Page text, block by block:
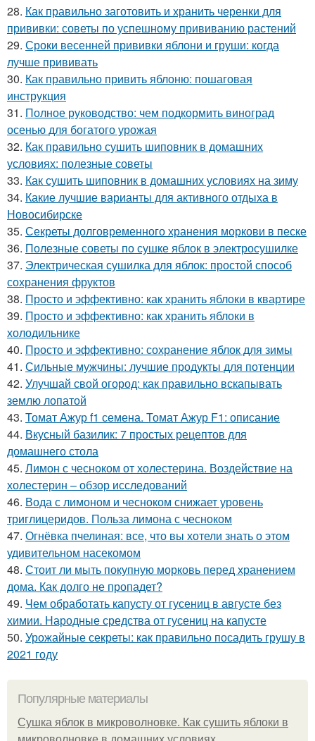
28. Как правильно заготовить и хранить черенки для
прививки: советы по успешному прививанию растений
29. Сроки весенней прививки яблони и груши: когда
лучше прививать
30. Как правильно привить яблоню: пошаговая
инструкция
31. Полное руководство: чем подкормить виноград
осенью для богатого урожая
32. Как правильно сушить шиповник в домашних
условиях: полезные советы
33. Как сушить шиповник в домашних условиях на зиму
34. Какие лучшие варианты для активного отдыха в
Новосибирске
35. Секреты долговременного хранения моркови в песке
36. Полезные советы по сушке яблок в электросушилке
37. Электрическая сушилка для яблок: простой способ
сохранения фруктов
38. Просто и эффективно: как хранить яблоки в квартире
39. Просто и эффективно: как хранить яблоки в
холодильнике
40. Просто и эффективно: сохранение яблок для зимы
41. Сильные мужчины: лучшие продукты для потенции
42. Улучшай свой огород: как правильно вскапывать
землю лопатой
43. Томат Ажур f1 семена. Томат Ажур F1: описание
44. Вкусный базилик: 7 простых рецептов для
домашнего стола
45. Лимон с чесноком от холестерина. Воздействие на
холестерин – обзор исследований
46. Вода с лимоном и чесноком снижает уровень
триглицеридов. Польза лимона с чесноком
47. Огнёвка пчелиная: все, что вы хотели знать о этом
удивительном насекомом
48. Стоит ли мыть покупную морковь перед хранением
дома. Как долго не пропадет?
49. Чем обработать капусту от гусениц в августе без
химии. Народные средства от гусениц на капусте
50. Урожайные секреты: как правильно посадить грушу в
2021 году
Популярные материалы
Сушка яблок в микроволновке. Как сушить яблоки в